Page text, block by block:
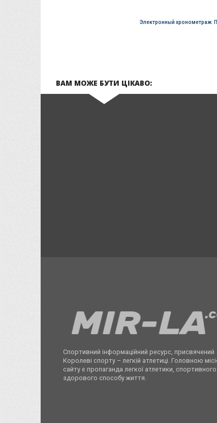
Электронный хронометраж
ВАМ МОЖЕ БУТИ ЦІКАВО:
Спортивний інформаційний ресурс, присвячений
Королеві спорту – легкій атлетиці. Головною
сайту є пропаганда легкої атлетики,
здорового способу життя.